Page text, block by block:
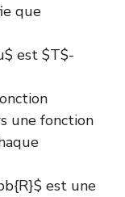
que
est $T$-
une fonction
est une